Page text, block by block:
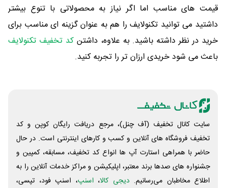
قیمت های مناسب اما اگر نیاز به محصولاتی با تنوع بیشتر
داشتید می توانید تکنولایف را هم به عنوان گزینه ای مناسب برای
خرید در نظر داشته باشید. به علاوه، داشتنکد تخفیف تکنولایف
باعث می شود خریدی ارزان تر را تجربه کنید.
سایت کانال تخفیف (آف چنل)، مرجع دریافت رایگان کوپن و کد
تخفیف فروشگاه های آنلاین و کسب و‌ کارهای اینترنتی است. در حال
حاضر با همراهی استارت آپ ها انواع کد تخفیف، مسابقه، کمپین و
جشنواره های صدها برند معتبر، اپلیکیشن و مراکز خدمات آنلاین را به
اطلاع مخاطبان می‌رسانیم. دیجی کالا، اسنپ، اسنپ فود، تپسی،